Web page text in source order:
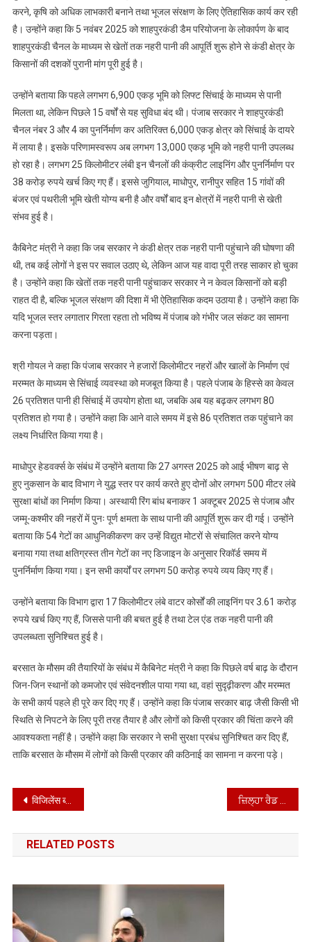
किसानों
लिए
मिलेगा
पानी
करने, कृषि को अधिक लाभकारी बनाने तथा भूजल संरक्षण के लिए ऐतिहासिक कार्य कर रही
है। उन्होंने कहा कि 5 नवंबर 2025 को शाहपुरकंडी डैम परियोजना के लोकार्पण के बाद
शाहपुरकंडी चैनल के माध्यम से खेतों तक नहरी पानी की आपूर्ति शुरू होने से कंडी क्षेत्र के
किसानों की दशकों पुरानी मांग पूरी हुई है।
उन्होंने बताया कि पहले लगभग 6,900 एकड़ भूमि को लिफ्ट सिंचाई के माध्यम से पानी
मिलता था, लेकिन पिछले 15 वर्षों से यह सुविधा बंद थी। पंजाब सरकार ने शाहपुरकंडी
चैनल नंबर 3 और 4 का पुनर्निर्माण कर अतिरिक्त 6,000 एकड़ क्षेत्र को सिंचाई के दायरे
में लाया है। इसके परिणामस्वरूप अब लगभग 13,000 एकड़ भूमि को नहरी पानी उपलब्ध
हो रहा है। लगभग 25 किलोमीटर लंबी इन चैनलों की कंक्रीट लाइनिंग और पुनर्निर्माण पर
38 करोड़ रुपये खर्च किए गए हैं। इससे जुगियाल, माधोपुर, रानीपुर सहित 15 गांवों की
बंजर एवं पथरीली भूमि खेती योग्य बनी है और वर्षों बाद इन क्षेत्रों में नहरी पानी से खेती
संभव हुई है।
कैबिनेट मंत्री ने कहा कि जब सरकार ने कंडी क्षेत्र तक नहरी पानी पहुंचाने की घोषणा की
थी, तब कई लोगों ने इस पर सवाल उठाए थे, लेकिन आज यह वादा पूरी तरह साकार हो चुका
है। उन्होंने कहा कि खेतों तक नहरी पानी पहुंचाकर सरकार ने न केवल किसानों को बड़ी
राहत दी है, बल्कि भूजल संरक्षण की दिशा में भी ऐतिहासिक कदम उठाया है। उन्होंने कहा कि
यदि भूजल स्तर लगातार गिरता रहता तो भविष्य में पंजाब को गंभीर जल संकट का सामना
करना पड़ता।
श्री गोयल ने कहा कि पंजाब सरकार ने हजारों किलोमीटर नहरों और खालों के निर्माण एवं
मरम्मत के माध्यम से सिंचाई व्यवस्था को मजबूत किया है। पहले पंजाब के हिस्से का केवल
26 प्रतिशत पानी ही सिंचाई में उपयोग होता था, जबकि अब यह बढ़कर लगभग 80
प्रतिशत हो गया है। उन्होंने कहा कि आने वाले समय में इसे 86 प्रतिशत तक पहुंचाने का
लक्ष्य निर्धारित किया गया है।
माधोपुर हेडवर्क्स के संबंध में उन्होंने बताया कि 27 अगस्त 2025 को आई भीषण बाढ़ से
हुए नुकसान के बाद विभाग ने युद्ध स्तर पर कार्य करते हुए दोनों ओर लगभग 500 मीटर लंबे
सुरक्षा बांधों का निर्माण किया। अस्थायी रिंग बांध बनाकर 1 अक्टूबर 2025 से पंजाब और
जम्मू-कश्मीर की नहरों में पुनः पूर्ण क्षमता के साथ पानी की आपूर्ति शुरू कर दी गई। उन्होंने
बताया कि 54 गेटों का आधुनिकीकरण कर उन्हें विद्युत मोटरों से संचालित करने योग्य
बनाया गया तथा क्षतिग्रस्त तीन गेटों का नए डिजाइन के अनुसार रिकॉर्ड समय में
पुनर्निर्माण किया गया। इन सभी कार्यों पर लगभग 50 करोड़ रुपये व्यय किए गए हैं।
उन्होंने बताया कि विभाग द्वारा 17 किलोमीटर लंबे वाटर कोर्सों की लाइनिंग पर 3.61 करोड़
रुपये खर्च किए गए हैं, जिससे पानी की बचत हुई है तथा टेल एंड तक नहरी पानी की
उपलब्धता सुनिश्चित हुई है।
बरसात के मौसम की तैयारियों के संबंध में कैबिनेट मंत्री ने कहा कि पिछले वर्ष बाढ़ के दौरान
जिन-जिन स्थानों को कमजोर एवं संवेदनशील पाया गया था, वहां सुदृढ़ीकरण और मरम्मत
के सभी कार्य पहले ही पूरे कर दिए गए हैं। उन्होंने कहा कि पंजाब सरकार बाढ़ जैसी किसी भी
स्थिति से निपटने के लिए पूरी तरह तैयार है और लोगों को किसी प्रकार की चिंता करने की
आवश्यकता नहीं है। उन्होंने कहा कि सरकार ने सभी सुरक्षा प्रबंध सुनिश्चित कर दिए हैं,
ताकि बरसात के मौसम में लोगों को किसी प्रकार की कठिनाई का सामना न करना पड़े।
Post
navigation
विजिलेंस ब्यूरो ने रिकवरी एजेंट को 10,000 रुपये रिश्वत लेते रंगे हाथों किया काबू
RELATED POSTS